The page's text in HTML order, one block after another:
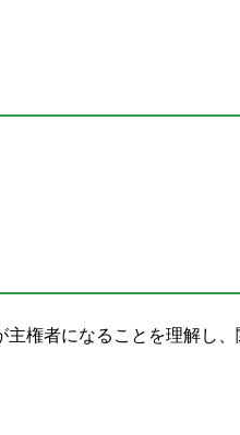
権者になることを理解し、